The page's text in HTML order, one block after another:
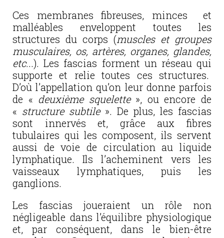
Ces membranes fibreuses, minces et
malléables enveloppent toutes les
structures du corps (muscles et groupes
musculaires, os, artères, organes, glandes,
etc...). Les fascias forment un réseau qui
supporte et relie toutes ces structures.
D’où l’appellation qu’on leur donne parfois
de « deuxième squelette», ou encore de
« structure subtile». De plus, les fascias
sont innervés et, grâce aux fibres
tubulaires qui les composent, ils servent
aussi de voie de circulation au liquide
lymphatique. Ils l’acheminent vers les
vaisseaux lymphatiques, puis les
ganglions.
Les fascias joueraient un rôle non
négligeable dans l’équilibre physiologique
et, par conséquent, dans le bien-être